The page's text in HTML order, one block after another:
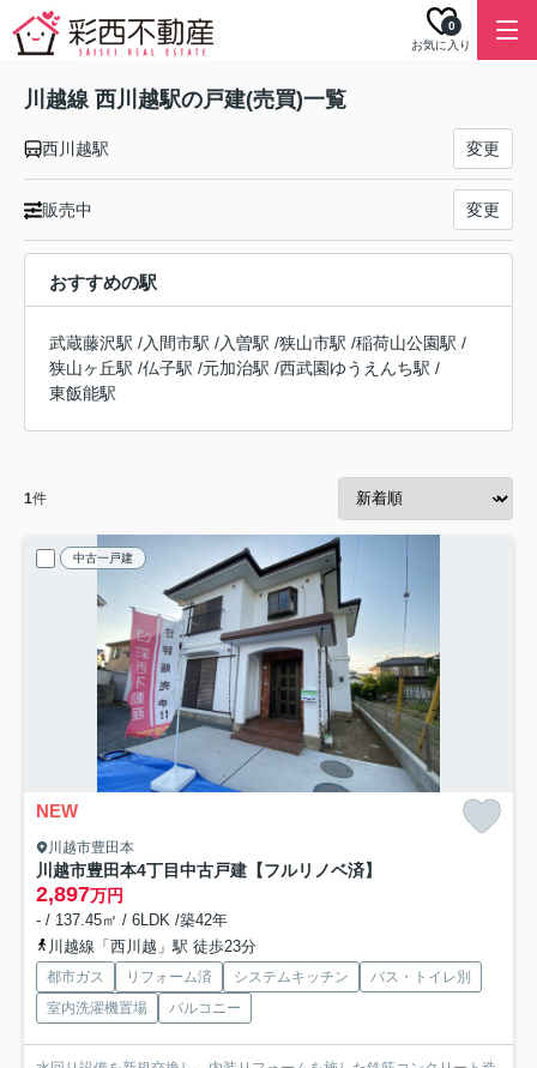
お気に入り
0
川越線 西川越駅の戸建(売買)一覧
西川越駅 変更
販売中 変更
おすすめの駅
武蔵藤沢駅 /入間市駅 /入曽駅 /狭山市駅 /稲荷山公園駅 /
狭山ヶ丘駅 /仏子駅 /元加治駅 /西武園ゆうえんち駅 /
東飯能駅
1件
中古一戸建
NEW
川越市豊田本
川越市豊田本4丁目中古戸建【フルリノベ済】
2,897万円
- / 137.45㎡ / 6LDK /築42年
川越線「西川越」駅 徒歩23分
都市ガス リフォーム済 システムキッチン
バス・トイレ別
室内洗濯機置場
バルコニー